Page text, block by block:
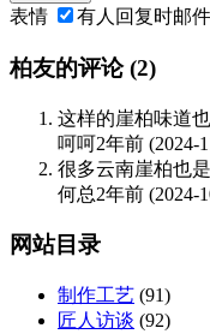
表情 有人回复时邮
柏友的评论(2)
这样的崖柏味道
呵呵2年前 (2024-
很多云南崖柏也
何总2年前 (2024-
网站目录
制作工艺 (91)
匠人访谈 (92)